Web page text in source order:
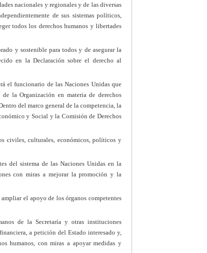
nacionales y regionales y de las diversas
de sus sistemas políticos,
todos los derechos humanos y libertades
y sostenible para todos y de asegurar la
en la Declaración sobre el derecho al
el funcionario de las Naciones Unidas que
la Organización en materia de derechos
del marco general de la competencia, la
y Social y la Comisión de Derechos
civiles, culturales, económicos, políticos y
del sistema de las Naciones Unidas en la
con miras a mejorar la promoción y la
el apoyo de los órganos competentes
de la Secretaría y otras instituciones
a petición del Estado interesado y,
humanos, con miras a apoyar medidas y